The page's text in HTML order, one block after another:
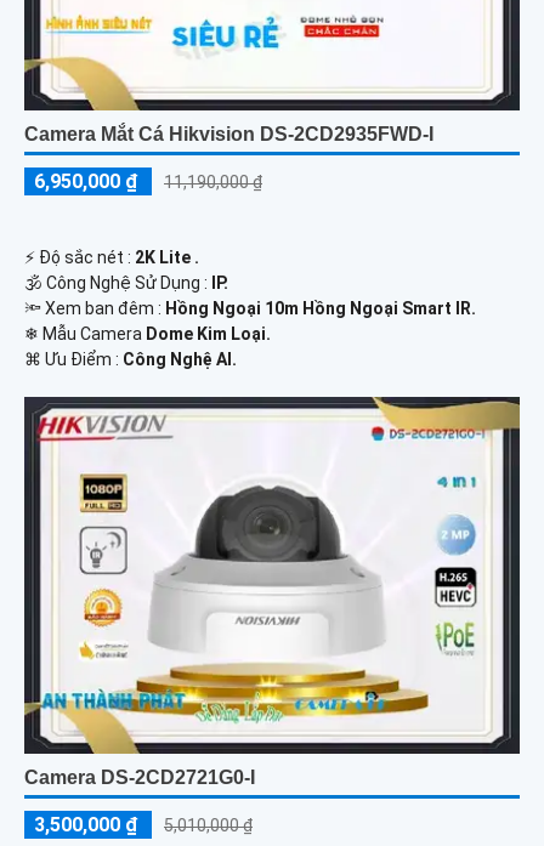
Camera Mắt Cá Hikvision DS-2CD2935FWD-I
6,950,000 ₫ 11,190,000 ₫
️⚡ Độ sắc nét : 2K Lite .
🕉️ Công Nghệ Sử Dụng :
IP.
🔦 Xem ban đêm : Hồng Ngoại 10m Hồng Ngoại Smart IR.
❄ Mẫu Camera Dome Kim Loại.
️⌘ Ưu Điểm : Công Nghệ AI.
Camera DS-2CD2721G0-I
3,500,000 ₫ 5,010,000 ₫